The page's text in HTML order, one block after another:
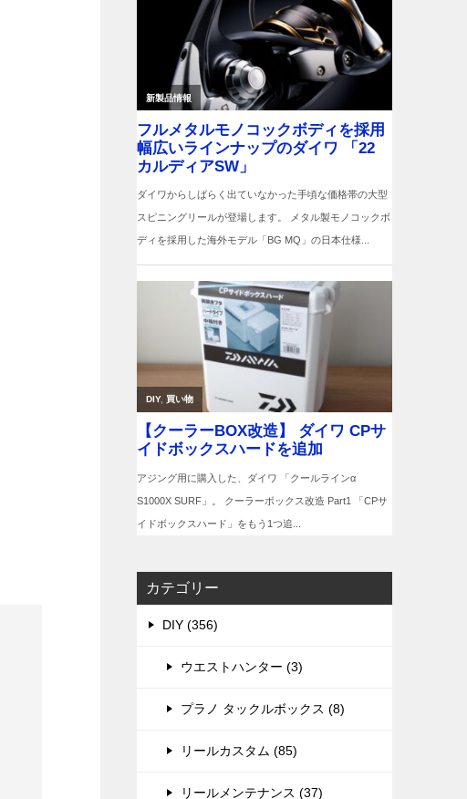
カテゴリー
DIY (356)
ウエストハンター (3)
プラノ タックルボックス (8)
リールカスタム (85)
リールメンテナンス (37)